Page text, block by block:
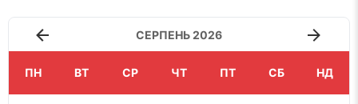
СЕРПЕНЬ 2026
ПН ВТ СР ЧТ ПТ СБ НД